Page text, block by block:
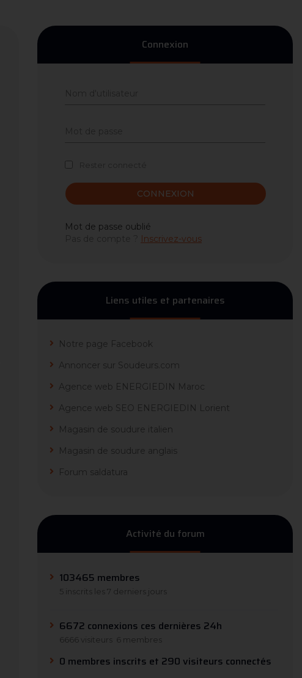
Connexion
CONNEXION
Mot de passe oublié
Inscrivez-vous
Liens utiles et partenaires
Notre page Facebook
Annoncer sur Soudeurs.com
Agence web ENERGIEDIN Maroc
Agence web SEO ENERGIEDIN Lorient
Magasin de soudure italien
Magasin de soudure anglais
Forum saldatura
Activité du forum
103465 membres
5 inscrits les 7 derniers jours
6672 connexions ces dernières 24h
6666 visiteurs 6 membres
0 membres inscrits et 290 visiteurs connectés